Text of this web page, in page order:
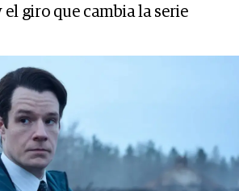
giro que cambia la serie